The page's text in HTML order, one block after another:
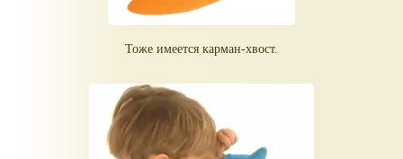
Тоже имеется карман-хвост.